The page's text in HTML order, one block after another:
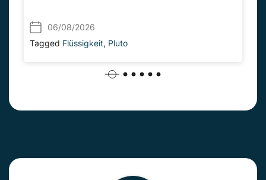
06/08/2026
Tagged Flüssigkeit, Pluto